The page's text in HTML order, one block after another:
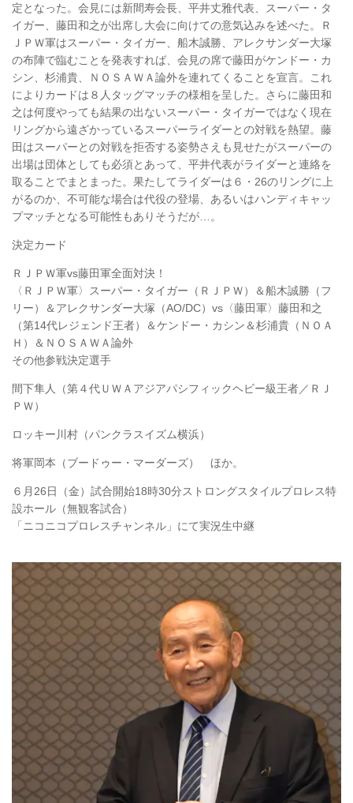
定となった。会見には新間寿会長、平井丈雅代表、スーパー・タ
イガー、藤田和之が出席し大会に向けての意気込みを述べた。Ｒ
ＪＰＷ軍はスーパー・タイガー、船木誠勝、アレクサンダー大塚
の布陣で臨むことを発表すれば、会見の席で藤田がケンドー・カ
シン、杉浦貴、ＮＯＳＡＷＡ論外を連れてくることを宣言。これ
によりカードは８人タッグマッチの様相を呈した。さらに藤田和
之は何度やっても結果の出ないスーパー・タイガーではなく現在
リングから遠ざかっているスーパーライダーとの対戦を熱望。藤
田はスーパーとの対戦を拒否する姿勢さえも見せたがスーパーの
出場は団体としても必須とあって、平井代表がライダーと連絡を
取ることでまとまった。果たしてライダーは６・26のリングに上
がるのか、不可能な場合は代役の登場、あるいはハンディキャッ
プマッチとなる可能性もありそうだが…。
決定カード
ＲＪＰＷ軍vs藤田軍全面対決！
〈ＲＪＰＷ軍〉スーパー・タイガー（ＲＪＰＷ）＆船木誠勝（フ
リー）＆アレクサンダー大塚（AO/DC）vs〈藤田軍〉藤田和之
（第14代レジェンド王者）＆ケンドー・カシン＆杉浦貴（ＮＯＡ
Ｈ）＆ＮＯＳＡＷＡ論外
その他参戦決定選手
間下隼人（第４代ＵＷＡアジアパシフィックヘビー級王者／ＲＪ
ＰＷ）
ロッキー川村（パンクラスイズム横浜）
将軍岡本（ブードゥー・マーダーズ） ほか。
６月26日（金）試合開始18時30分ストロングスタイルプロレス特
設ホール（無観客試合）
「ニコニコプロレスチャンネル」にて実況生中継